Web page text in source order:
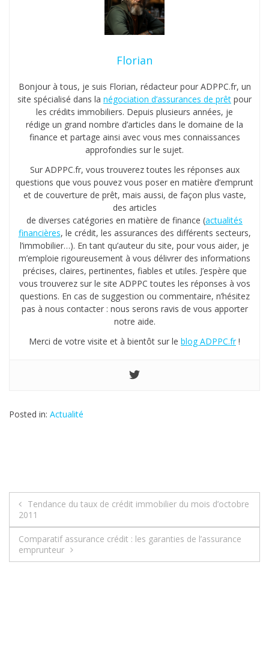
Florian
Bonjour à tous, je suis Florian, rédacteur pour ADPPC.fr, un
site spécialisé dans la négociation d’assurances de prêt pour
les crédits immobiliers. Depuis plusieurs années, je
rédige un grand nombre d’articles dans le domaine de la
finance et partage ainsi avec vous mes connaissances
approfondies sur le sujet.
Sur ADPPC.fr, vous trouverez toutes les réponses aux
questions que vous pouvez vous poser en matière d’emprunt
et de couverture de prêt, mais aussi, de façon plus vaste,
des articles
de diverses catégories en matière de finance (actualités
financières, le crédit, les assurances des différents secteurs,
l’immobilier…). En tant qu’auteur du site, pour vous aider, je
m’emploie rigoureusement à vous délivrer des informations
précises, claires, pertinentes, fiables et utiles. J’espère que
vous trouverez sur le site ADPPC toutes les réponses à vos
questions. En cas de suggestion ou commentaire, n’hésitez
pas à nous contacter : nous serons ravis de vous apporter
notre aide.
Merci de votre visite et à bientôt sur le blog ADPPC.fr!
Posted in: Actualité
N
a
v
Tendance du taux de crédit immobilier du mois d’octobre
2011
Comparatif assurance crédit : les garanties de l’assurance
emprunteur